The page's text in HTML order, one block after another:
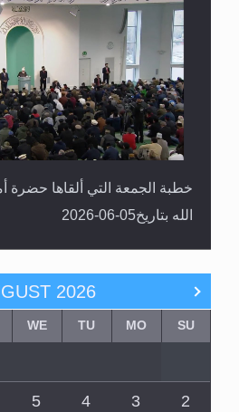
خطبة الجمعة التي ألقاها حضرة
الله بتاريخ05-06-2026
2026
SU
MO
TU
WE
2
3
4
5